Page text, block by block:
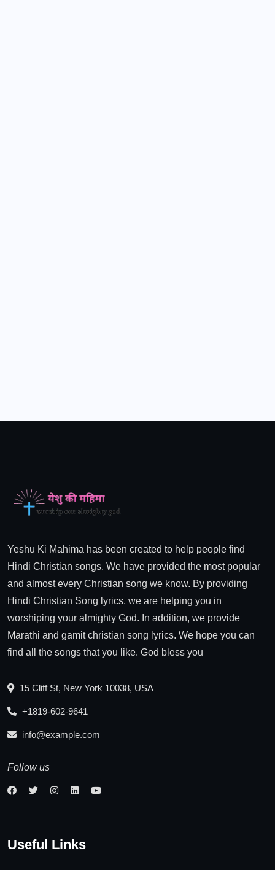
Yeshu Ki Mahima has been created to help people find
Hindi Christian songs. We have provided the most popular
and almost every Christian song we know. By providing
Hindi Christian Song lyrics, we are helping you in
worshiping your almighty God. In addition, we provide
Marathi and gamit christian song lyrics. We hope you can
find all the songs that you like. God bless you
15 Cliff St, New York 10038, USA
+1819-602-9641
info@example.com
Follow us
Useful Links